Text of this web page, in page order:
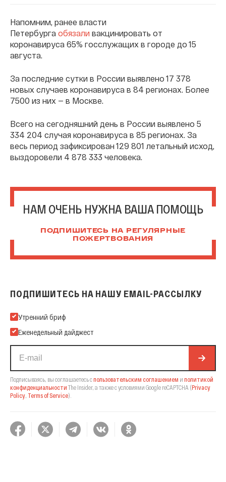
Напомним, ранее власти
Петербурга обязали вакцинировать от
коронавируса 65% госслужащих в городе до 15
августа.
За последние сутки в России выявлено 17 378
новых случаев коронавируса в 84 регионах. Более
7500 из них — в Москве.
Всего на сегодняшний день в России выявлено 5
334 204 случая коронавируса в 85 регионах. За
весь период зафиксирован 129 801 летальный исход,
выздоровели 4 878 333 человека.
НАМ ОЧЕНЬ НУЖНА ВАША ПОМОЩЬ
ПОДПИШИТЕСЬ НА РЕГУЛЯРНЫЕ
ПОЖЕРТВОВАНИЯ
ПОДПИШИТЕСЬ НА НАШУ EMAIL-РАССЫЛКУ
Подпишитесь на нашу Email-рассылку
Утренний бриф
Еженедельный дайджест
Подписываясь, вы соглашаетесь спользовательским соглашением и политикой
конфиденциальности The Insider, а также с условиями Google reCAPTCHA (Privacy
Policy Terms of Service).